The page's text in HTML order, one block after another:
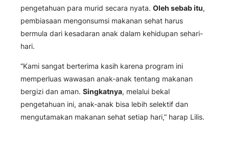
pengetahuan para murid secara nyata. Oleh sebab itu,
pembiasaan mengonsumsi makanan sehat harus
bermula dari kesadaran anak dalam kehidupan sehari-
hari.
“Kami sangat berterima kasih karena program ini
memperluas wawasan anak-anak tentang makanan
bergizi dan aman. Singkatnya, melalui bekal
pengetahuan ini, anak-anak bisa lebih selektif dan
mengutamakan makanan sehat setiap hari,” harap Lilis.